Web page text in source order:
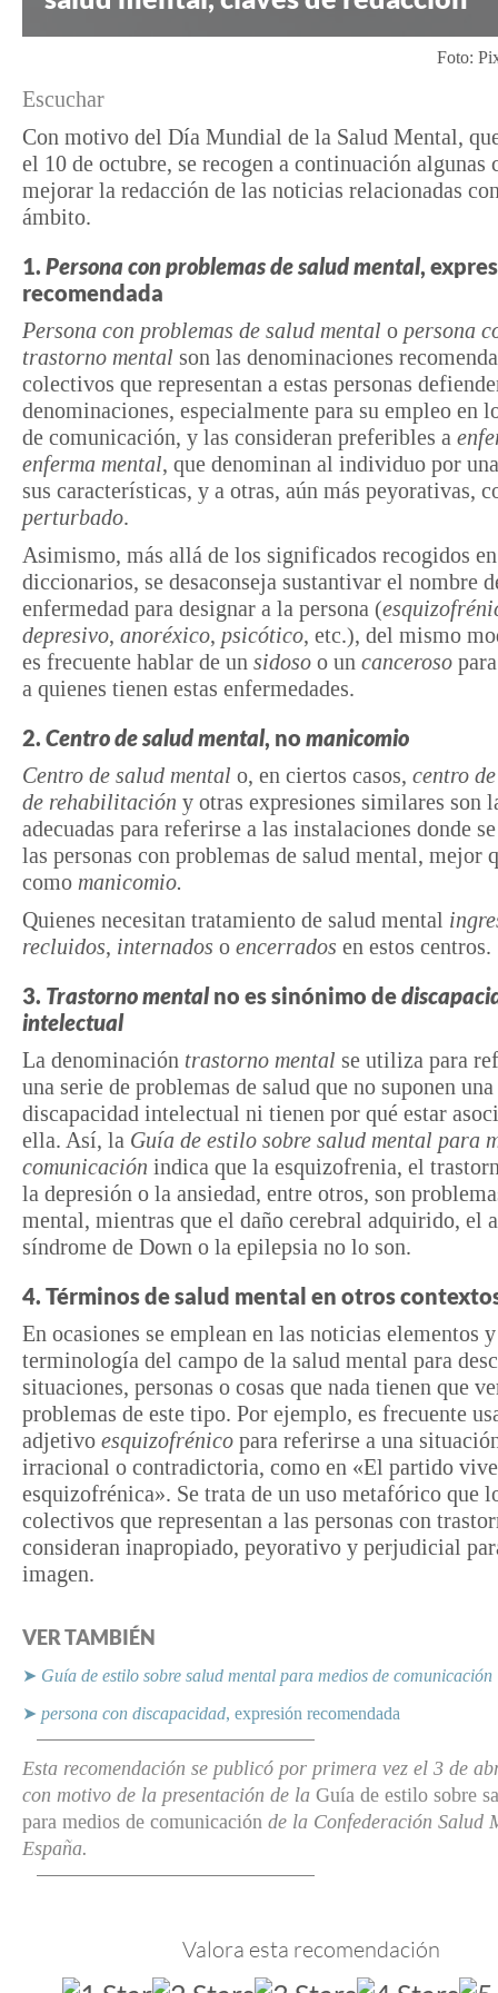
Foto:
Escuchar
Con motivo del Día Mundial de la Salud Mental,
el 10 de octubre, se recogen a continuación algunas
mejorar la redacción de las noticias relacionadas
ámbito.
1. Persona con problemas de salud mental,
recomendada
Persona con problemas de salud mental o persona
trastorno mental son las denominaciones
colectivos que representan a estas personas
denominaciones, especialmente para su empleo en
de comunicación, y las consideran preferibles a
enferma mental, que denominan al individuo por
sus características, y a otras, aún más peyorativas,
perturbado.
Asimismo, más allá de los significados recogidos
diccionarios, se desaconseja sustantivar el nombre
enfermedad para designar a la persona (
depresivo, anoréxico, psicótico, etc.), del mismo
es frecuente hablar de un sidoso o un canceroso
a quienes tienen estas enfermedades.
2. Centro de salud mental, no manicomio
Centro de salud mental o, en ciertos casos, centro
de rehabilitación y otras expresiones similares son
adecuadas para referirse a las instalaciones donde
las personas con problemas de salud mental, mejor
como manicomio.
Quienes necesitan tratamiento de salud mental
recluidos, internados o encerrados en estos centros.
3. Trastorno mentalno es sinónimo de
intelectual
La denominación trastorno mental se utiliza para
una serie de problemas de salud que no suponen una
discapacidad intelectual ni tienen por qué estar
ella. Así, la Guía de estilo sobre salud mental para
comunicación indica que la esquizofrenia, el
la depresión o la ansiedad, entre otros, son
mental, mientras que el daño cerebral adquirido, el
síndrome de Down o la epilepsia no lo son.
4. Términos de salud mental en otros
En ocasiones se emplean en las noticias elementos y
terminología del campo de la salud mental para
situaciones, personas o cosas que nada tienen que
problemas de este tipo. Por ejemplo, es frecuente
adjetivo esquizofrénico para referirse a una
irracional o contradictoria, como en «El partido vive
esquizofrénica». Se trata de un uso metafórico que
colectivos que representan a las personas con
consideran inapropiado, peyorativo y perjudicial
imagen.
VER TAMBIÉN
➤ Guía de estilo sobre salud mental para medios de comunicación
➤ persona con discapacidad, expresión recomendada
Esta recomendación se publicó por primera vez el 3 de
con motivo de la presentación de la Guía de estilo sobre
para medios de comunicación de la Confederación Salud
España.
Valora esta recomendación